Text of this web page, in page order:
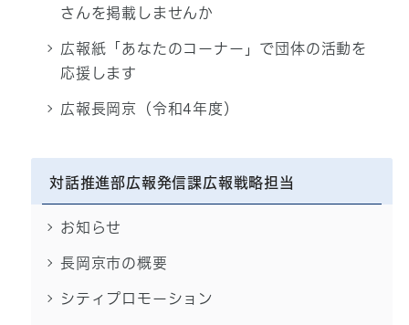
さんを掲載しませんか
広報紙「あなたのコーナー」で団体の活動を
応援します
広報長岡京（令和4年度）
対話推進部広報発信課広報戦略担当
お知らせ
長岡京市の概要
シティプロモーション